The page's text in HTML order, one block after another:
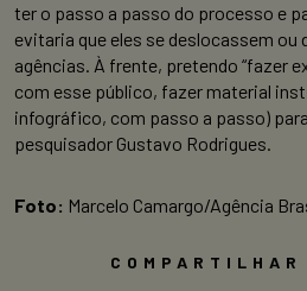
ter o passo a passo do processo e
evitaria que eles se deslocassem ou
agências. À frente, pretendo “fazer
com esse público, fazer material
infográfico, com passo a passo)
pesquisador Gustavo Rodrigues.
Foto: Marcelo Camargo/Agência